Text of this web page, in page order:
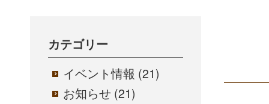
カテゴリー
イベント情報 (21)
お知らせ (21)